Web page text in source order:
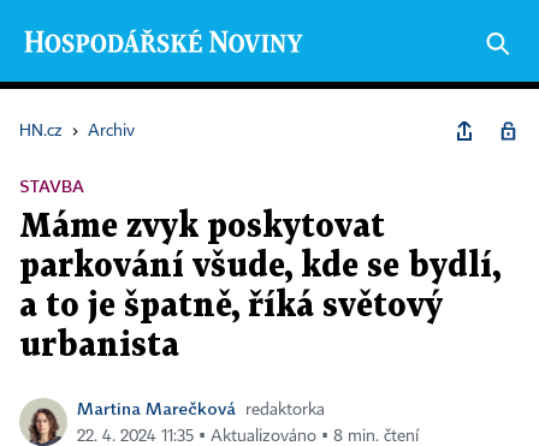
HN.cz › Archiv
STAVBA
Máme zvyk poskytovat
parkování všude, kde se bydlí,
a to je špatně, říká světový
urbanista
Martina Marečková
redaktorka
22. 4. 2024 11:35 ▪ Aktualizováno ▪ 8 min. čtení